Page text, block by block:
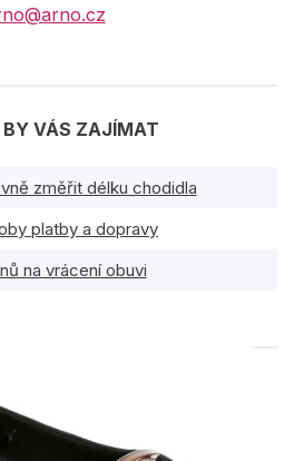
BY VÁS ZAJÍMAT
změřit délku chodidla
platby a dopravy
na vrácení obuvi
PRODUKTY